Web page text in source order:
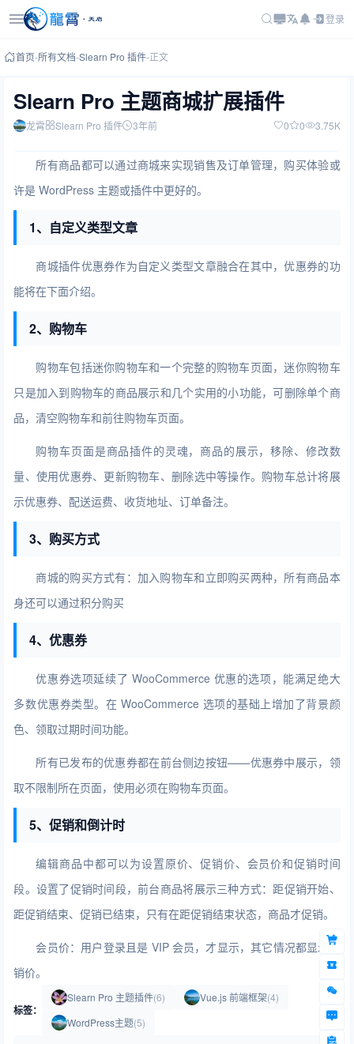
登录
首页-所有文档-Slearn Pro 插件-正文
Slearn Pro 主题商城扩展插件
龙霄 Slearn Pro 插件 3年前 0 0 3.75K
所有商品都可以通过商城来实现销售及订单管理，购买体验或
许是 WordPress 主题或插件中更好的。
1、自定义类型文章
商城插件优惠券作为自定义类型文章融合在其中，优惠券的功
能将在下面介绍。
2、购物车
购物车包括迷你购物车和一个完整的购物车页面，迷你购物车
只是加入到购物车的商品展示和几个实用的小功能，可删除单个商
品，清空购物车和前往购物车页面。
购物车页面是商品插件的灵魂，商品的展示，移除、修改数
量、使用优惠券、更新购物车、删除选中等操作。购物车总计将展
示优惠券、配送运费、收货地址、订单备注。
3、购买方式
商城的购买方式有：加入购物车和立即购买两种，所有商品本
身还可以通过积分购买
4、优惠券
优惠券选项延续了 WooCommerce 优惠的选项，能满足绝大
多数优惠券类型。在 WooCommerce 选项的基础上增加了背景颜
色、领取过期时间功能。
所有已发布的优惠券都在前台侧边按钮——优惠券中展示，领
取不限制所在页面，使用必须在购物车页面。
5、促销和倒计时
编辑商品中都可以为设置原价、促销价、会员价和促销时间
段。设置了促销时间段，前台商品将展示三种方式：距促销开始、
距促销结束、促销已结束，只有在距促销结束状态，商品才促销。
会员价：用户登录且是 VIP 会员，才显示，其它情况都显示促
销价。
标签：
Slearn Pro 主题插件(6) Vue.js 前端框架(4)
WordPress主题(5)